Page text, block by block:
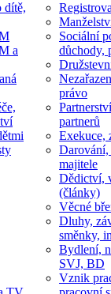
dítě,
a
Sociální
důchody,
právo
partnerů
Exekuce,
majitele
Dědictví,
(články)
Věcné
Dluhy,
směnky,
Bydlení,
SVJ, BD
Vznik